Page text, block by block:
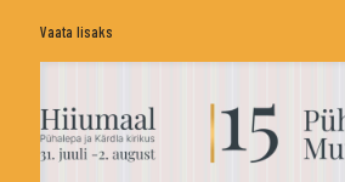
Vaata lisaks